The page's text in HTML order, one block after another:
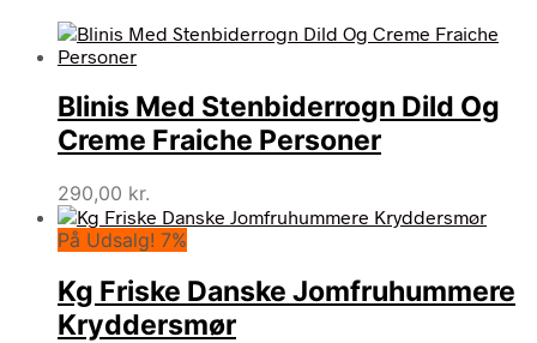
Blinis Med Stenbiderrogn Dild Og
Creme Fraiche Personer
290,00 kr.
På Udsalg! 7%
Kg Friske Danske Jomfruhummere
Kryddersmør